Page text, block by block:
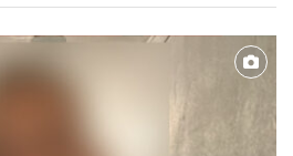
купити за 100 тисяч
про інвалідність, акт про
догляду за хворим родичем або
які подаються до